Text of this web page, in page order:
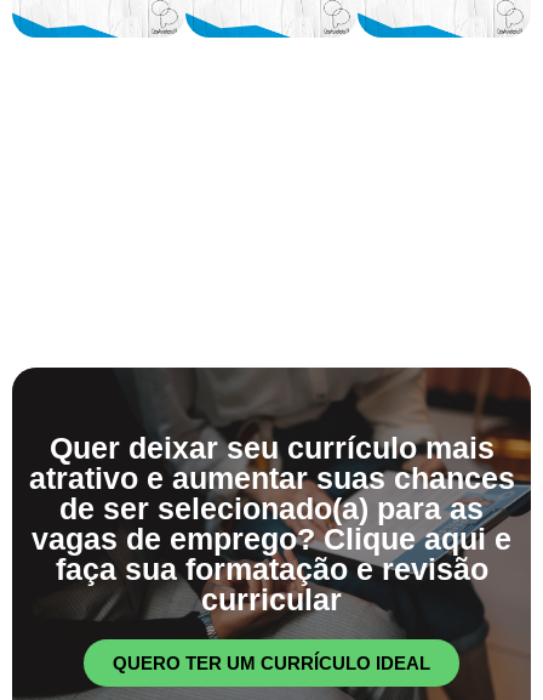
Quer deixar seu currículo mais
atrativo e aumentar suas chances
de ser selecionado(a) para as
vagas de emprego? Clique aqui e
faça sua formatação e revisão
curricular
QUERO TER UM CURRÍCULO IDEAL